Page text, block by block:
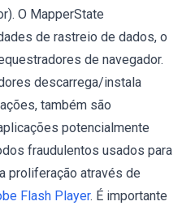
O MapperState
de rastreio de dados, o
de navegador.
descarrega/instala
também são
potencialmente
fraudulentos usados ​​para
proliferação através de
Flash Player. É importante